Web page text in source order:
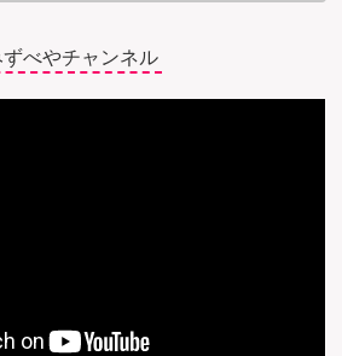
ずべやチャンネル